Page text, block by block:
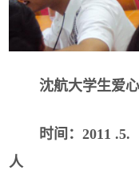
沈航大学生爱
时间： 2011 .5.
人